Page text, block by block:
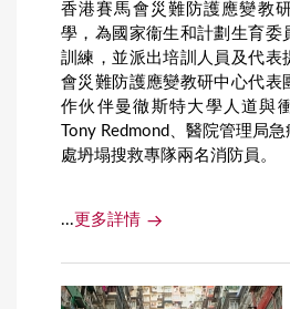
香港賽馬會災難防護應變教
學，為國家衞生和計劃生育委
訓練，並派出培訓人員及代表
會災難防護應變教研中心代表
作伙伴曼徹斯特大學人道與
Tony Redmond、醫院管理局
處坍塌搜救專隊兩名消防員。
... 更多詳情